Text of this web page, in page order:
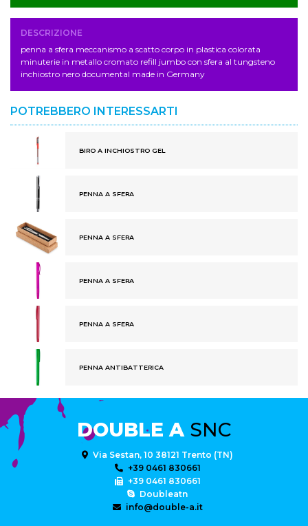
DESCRIZIONE
penna a sfera meccanismo a scatto corpo in plastica colorata
minuterie in metallo cromato refill jumbo con sfera al tungsteno
inchiostro nero documental made in Germany
POTREBBERO INTERESSARTI
BIRO A INCHIOSTRO GEL
PENNA A SFERA
PENNA A SFERA
PENNA A SFERA
PENNA A SFERA
PENNA ANTIBATTERICA
DOUBLE A SNC
Via Sestan, 10 38121 Trento (TN)
+39 0461 830661
+39 0461 830661
Doubleatn
info@double-a.it